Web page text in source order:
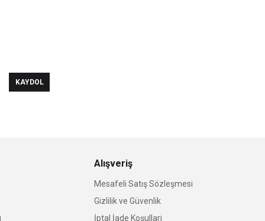
KAYDOL
Alışveriş
Mesafeli Satış Sözleşmesi
Gizlilik ve Güvenlik
İptal İade Koşullari